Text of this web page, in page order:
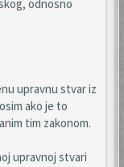
odnosno
upravnu stvar iz
ako je to
tim zakonom.
upravnoj stvari